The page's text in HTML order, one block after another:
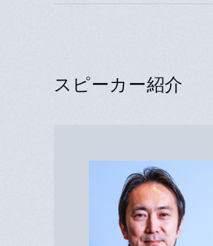
スピーカー紹介